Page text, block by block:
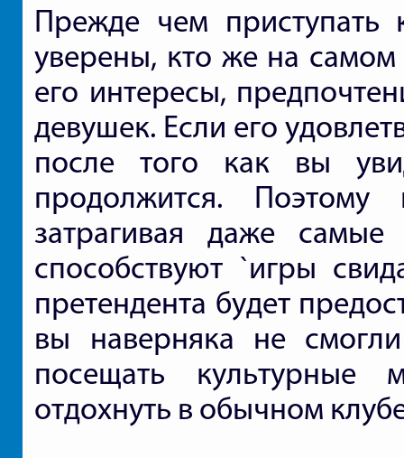
Прежде чем
уверены, кто же на самом
его интересы,
девушек. Если его
после того как вы
продолжится. Поэтому
затрагивая даже
способствуют `игры
претендента будет
вы наверняка не
посещать культурные
отдохнуть в обычном